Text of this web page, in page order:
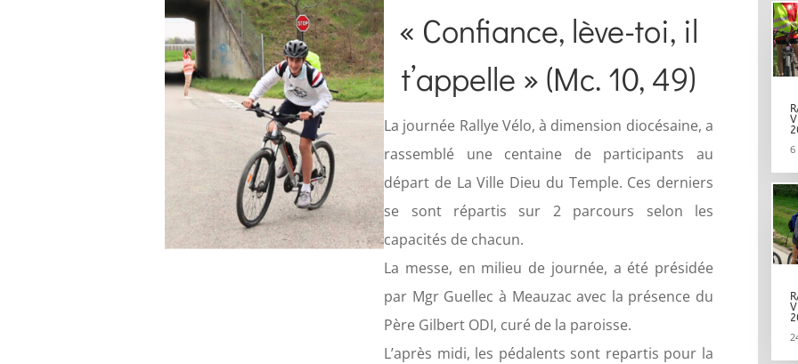
« Confiance, lève-toi, il
t’appelle » (Mc. 10, 49)
La journée Rallye Vélo, à dimension diocésaine, a
rassemblé une centaine de participants au
départ de La Ville Dieu du Temple. Ces derniers
se sont répartis sur 2 parcours selon les
capacités de chacun.
La messe, en milieu de journée, a été présidée
par Mgr Guellec à Meauzac avec la présence du
Père Gilbert ODI, curé de la paroisse.
L’après midi, les pédalents sont repartis pour la
6